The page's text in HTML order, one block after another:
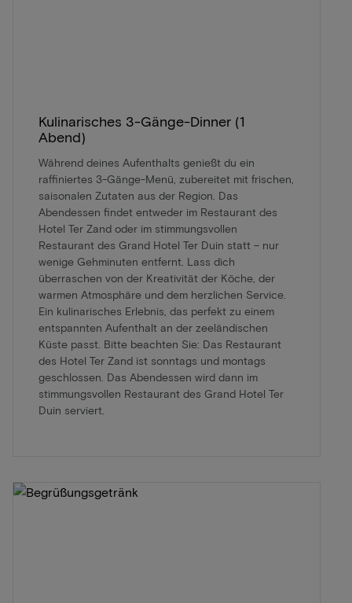
Kulinarisches 3-Gänge-Dinner (1
Abend)
Während deines Aufenthalts genießt du ein
raffiniertes 3-Gänge-Menü, zubereitet mit frischen,
saisonalen Zutaten aus der Region. Das
Abendessen findet entweder im Restaurant des
Hotel Ter Zand oder im stimmungsvollen
Restaurant des Grand Hotel Ter Duin statt – nur
wenige Gehminuten entfernt. Lass dich
überraschen von der Kreativität der Köche, der
warmen Atmosphäre und dem herzlichen Service.
Ein kulinarisches Erlebnis, das perfekt zu einem
entspannten Aufenthalt an der zeeländischen
Küste passt. Bitte beachten Sie: Das Restaurant
des Hotel Ter Zand ist sonntags und montags
geschlossen. Das Abendessen wird dann im
stimmungsvollen Restaurant des Grand Hotel Ter
Duin serviert.